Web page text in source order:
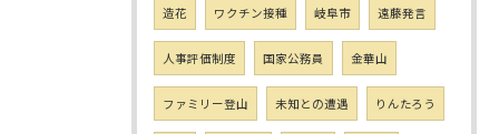
造花 ワクチン接種 岐阜市 遠藤発言
人事評価制度 国家公務員 金華山
ファミリー登山 未知との遭遇 りんたろう